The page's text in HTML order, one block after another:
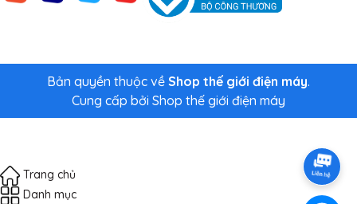
Bản quyền thuộc về Shop thế giới điện máy.
Cung cấp bởi Shop thế giới điện máy
Trang chủ
Danh mục